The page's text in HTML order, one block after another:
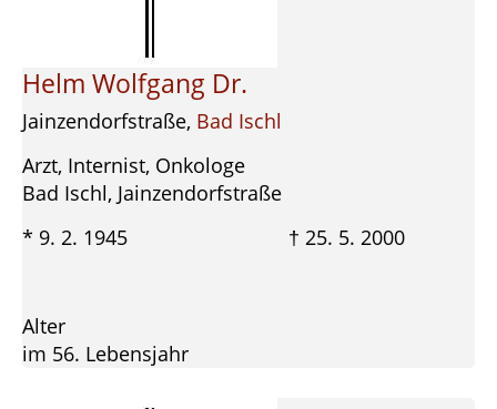
Helm Wolfgang Dr.
Jainzendorfstraße, Bad Ischl
Arzt, Internist, Onkologe
Bad Ischl, Jainzendorfstraße
* 9. 2. 1945 † 25. 5. 2000
Alter
im 56. Lebensjahr